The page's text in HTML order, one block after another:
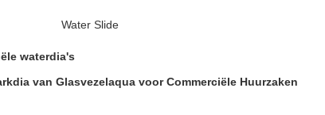
Water Slide
waterdia's
van Glasvezelaqua voor Commerciële Huurzaken